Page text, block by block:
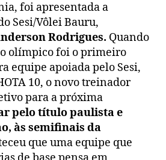
foi apresentada a
Sesi/Vôlei Bauru,
Rodrigues. Quando
olímpico foi o primeiro
equipe apoiada pelo Sesi,
10, o novo treinador
para a próxima
pelo título paulista e
às semifinais da
que uma equipe que